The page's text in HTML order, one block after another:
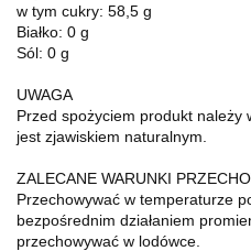
w tym cukry: 58,5 g
Białko: 0 g
Sól: 0 g
UWAGA
Przed spożyciem produkt należy
jest zjawiskiem naturalnym.
ZALECANE WARUNKI
Przechowywać w temperaturze
bezpośrednim działaniem
przechowywać w lodówce.